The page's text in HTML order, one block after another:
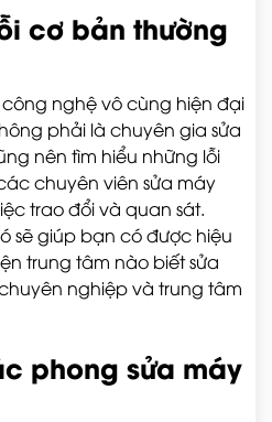
cơ bản thường
nghệ vô cùng hiện đại
phải là chuyên gia sửa
nên tìm hiểu những lỗi
chuyên viên sửa máy
trao đổi và quan sát.
sẽ giúp bạn có được hiệu
trung tâm nào biết sửa
nghiệp và trung tâm
phong sửa máy